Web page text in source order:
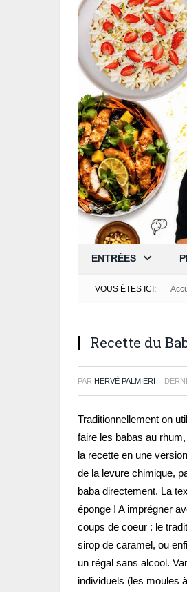
ENTRÉES
VOUS ÊTES ICI:
Recette du
PAR HERVÉ PALMIERI
Traditionnellement on
faire les babas au rhum,
la recette en une
de la levure chimique,
baba directement. La
éponge ! A imprégner
coups de coeur : le
sirop de caramel, ou
un régal sans alcool.
individuels (les moules